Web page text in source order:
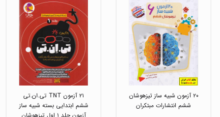
۲۰ آزمون شبیه ساز تیزهوشان
ششم انتشارات مبتکران
۲۱ آزمون TNT تی.ان.تی
ششم ابتدایی بسته شبیه ساز